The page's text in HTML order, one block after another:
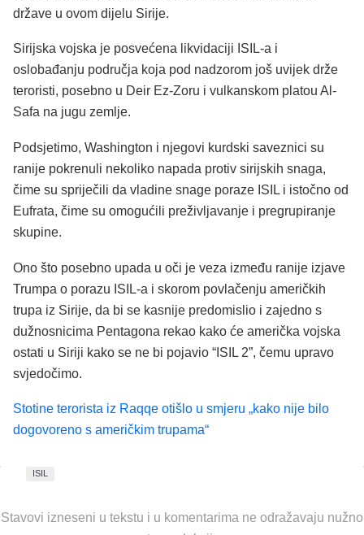
države u ovom dijelu Sirije.
Sirijska vojska je posvećena likvidaciji ISIL-a i
oslobađanju područja koja pod nadzorom još uvijek drže
teroristi, posebno u Deir Ez-Zoru i vulkanskom platou Al-
Safa na jugu zemlje.
Podsjetimo, Washington i njegovi kurdski saveznici su
ranije pokrenuli nekoliko napada protiv sirijskih snaga,
čime su spriječili da vladine snage poraze ISIL i istočno od
Eufrata, čime su omogućili preživljavanje i pregrupiranje
skupine.
Ono što posebno upada u oči je veza između ranije izjave
Trumpa o porazu ISIL-a i skorom povlačenju američkih
trupa iz Sirije, da bi se kasnije predomislio i zajedno s
dužnosnicima Pentagona rekao kako će američka vojska
ostati u Siriji kako se ne bi pojavio “ISIL 2”, čemu upravo
svjedočimo.
Stotine terorista iz Raqqe otišlo u smjeru „kako nije bilo
dogovoreno s američkim trupama“
ISIL
Stavovi izneseni u tekstu i u komentarima ne odražavaju nužno